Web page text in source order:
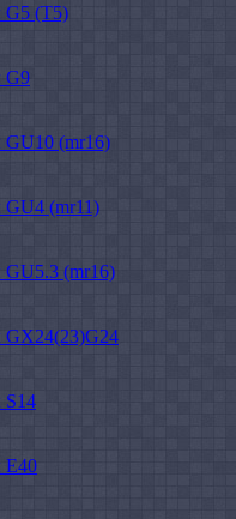
G5 (T5)
G9
(mr16)
(mr11)
(mr16)
Е40